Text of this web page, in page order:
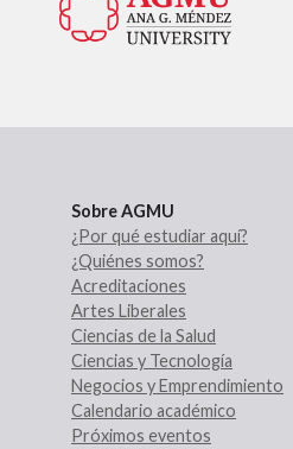
Sobre AGMU
¿Por qué estudiar aquí?
¿Quiénes somos?
Acreditaciones
Artes Liberales
Ciencias de la Salud
Ciencias y Tecnología
Negocios y Emprendimiento
Calendario académico
Próximos eventos